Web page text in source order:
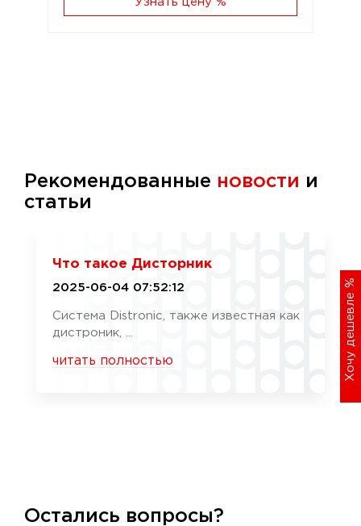
Хочу дешевле
%
Рекомендованные новости и
статьи
Что такое Дисторник
2025-06-04 07:52:12
Система Distronic, также известная как
дистроник, ...
читать полностью
Остались вопросы?